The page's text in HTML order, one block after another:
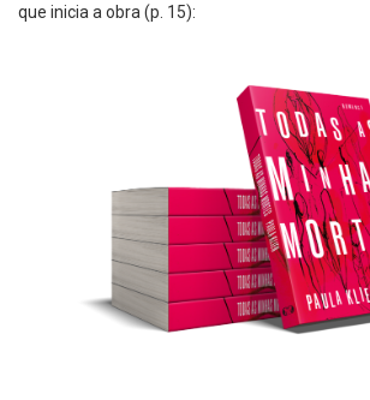
que inicia a obra (p. 15):